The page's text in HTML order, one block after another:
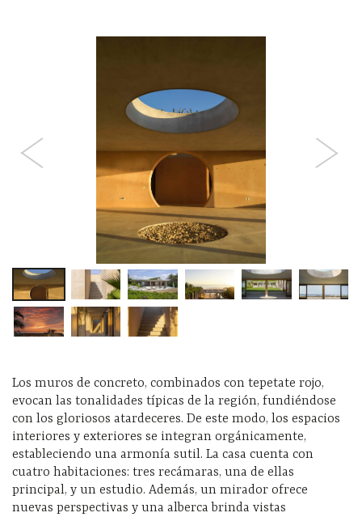
Los muros de concreto, combinados con tepetate rojo,
evocan las tonalidades típicas de la región, fundiéndose
con los gloriosos atardeceres. De este modo, los espacios
interiores y exteriores se integran orgánicamente,
estableciendo una armonía sutil. La casa cuenta con
cuatro habitaciones: tres recámaras, una de ellas
principal, y un estudio. Además, un mirador ofrece
nuevas perspectivas y una alberca brinda vistas